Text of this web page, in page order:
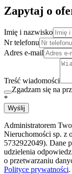
Zapytaj o
Imię i nazwisko
Nr telefonu
Adres e-mail
Treść wiadomości
Zgadzam się na
*
Wyślij
Administratorem
Nieruchomości sp. z
5732922049). Dane
udzielenia
o przetwarzaniu
Polityce prywatności.